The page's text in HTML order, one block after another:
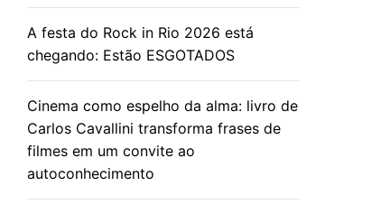
A festa do Rock in Rio 2026 está
chegando: Estão ESGOTADOS
Cinema como espelho da alma: livro de
Carlos Cavallini transforma frases de
filmes em um convite ao
autoconhecimento